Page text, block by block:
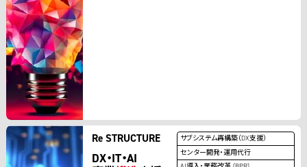
Re STRUCTURE
DX・IT・AI
サブシステム再構築（DX支援）
センター開発・運用代行